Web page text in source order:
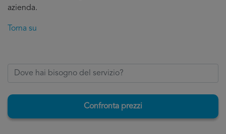
azienda.
Torna su
Confronta prezzi